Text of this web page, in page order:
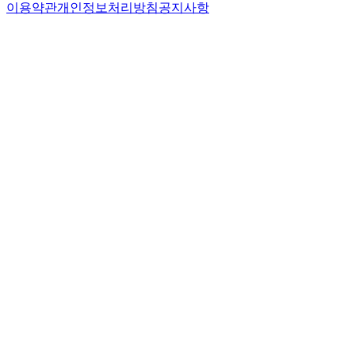
이용약관개인정보처리방침공지사항